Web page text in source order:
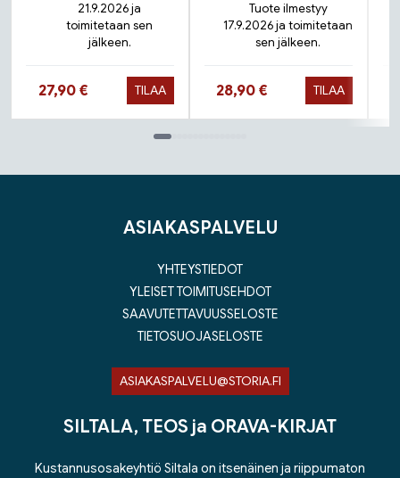
21.9.2026 ja
toimitetaan sen
jälkeen.
Hinta nyt
27,90 € TILAA
Tuote ilmestyy
17.9.2026 ja toimitetaan
sen jälkeen.
Hinta nyt
28,90 € TILAA
ASIAKASPALVELU
YHTEYSTIEDOT
YLEISET TOIMITUSEHDOT
SAAVUTETTAVUUSSELOSTE
TIETOSUOJASELOSTE
ASIAKASPALVELU@STORIA.FI
SILTALA, TEOS ja ORAVA-KIRJAT
Kustannusosakeyhtiö Siltala on itsenäinen ja riippumaton